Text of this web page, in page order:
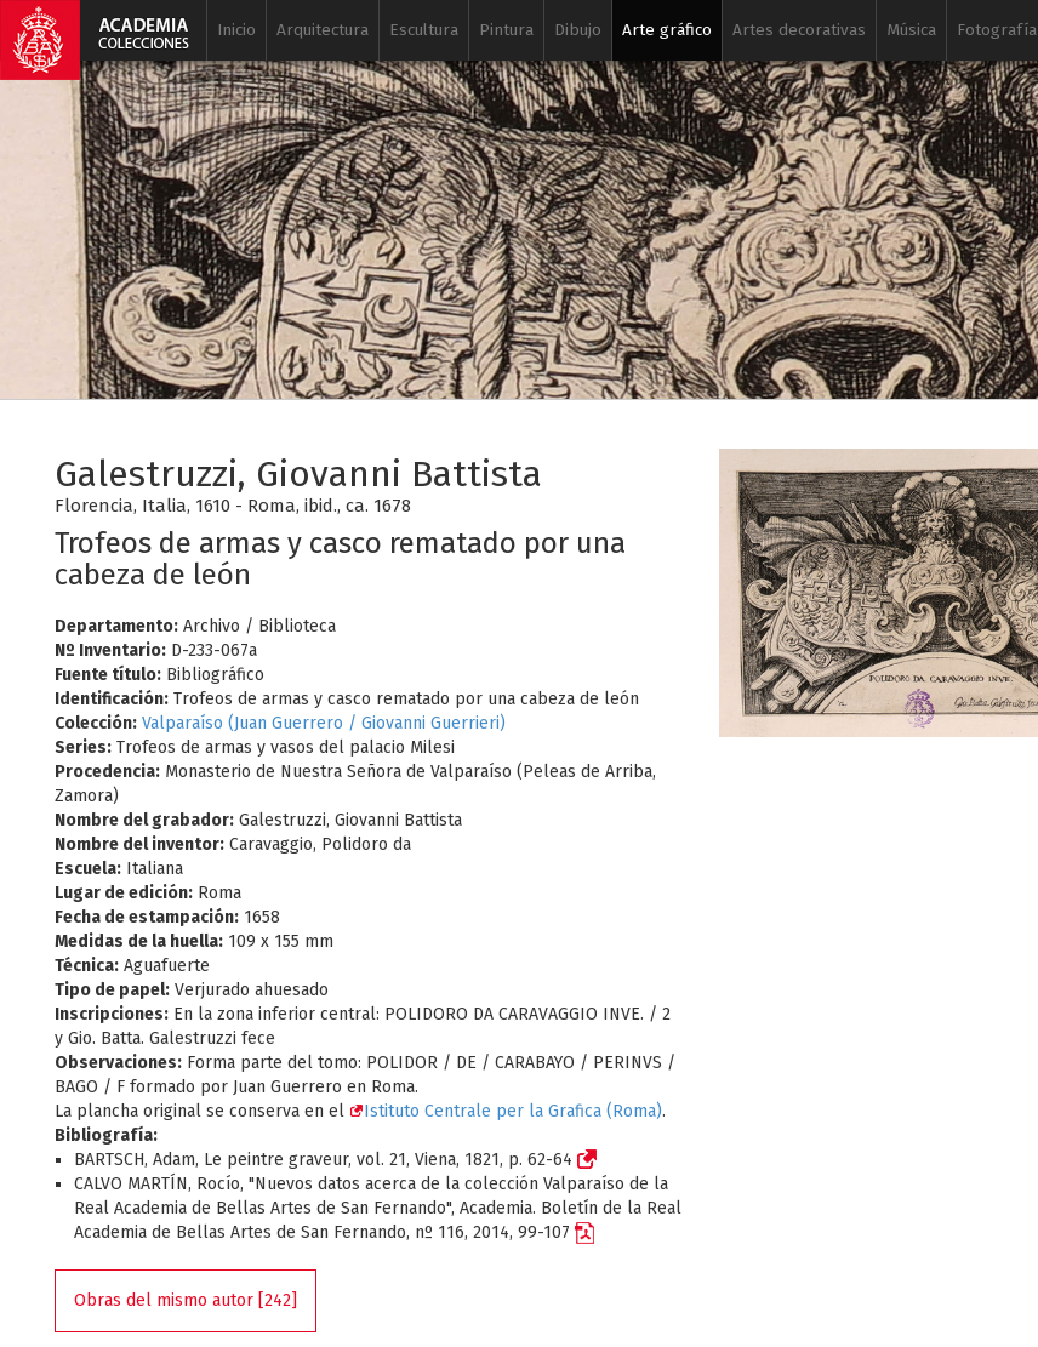
Inicio Arquitectura Escultura Pintura Dibujo Arte gráfico Artes decorativas Música Fotografía
Galestruzzi, Giovanni Battista
Florencia, Italia, 1610 - Roma, ibid., ca. 1678
Trofeos de armas y casco rematado por una
cabeza de león
Departamento: Archivo / Biblioteca
Nº Inventario: D-233-067a
Fuente título: Bibliográfico
Identificación: Trofeos de armas y casco rematado por una cabeza de león
Colección: Valparaíso (Juan Guerrero / Giovanni Guerrieri)
Series: Trofeos de armas y vasos del palacio Milesi
Procedencia: Monasterio de Nuestra Señora de Valparaíso (Peleas de Arriba,
Zamora)
Nombre del grabador: Galestruzzi, Giovanni Battista
Nombre del inventor: Caravaggio, Polidoro da
Escuela: Italiana
Lugar de edición: Roma
Fecha de estampación: 1658
Medidas de la huella: 109 x 155 mm
Técnica: Aguafuerte
Tipo de papel: Verjurado ahuesado
Inscripciones: En la zona inferior central: POLIDORO DA CARAVAGGIO INVE. / 2
y Gio. Batta. Galestruzzi fece
Observaciones: Forma parte del tomo: POLIDOR / DE / CARABAYO / PERINVS /
BAGO / F formado por Juan Guerrero en Roma.
La plancha original se conserva en el
Istituto Centrale per la Grafica (Roma).
Bibliografía:
BARTSCH, Adam, Le peintre graveur, vol. 21, Viena, 1821, p. 62-64
CALVO MARTÍN, Rocío, "Nuevos datos acerca de la colección Valparaíso de la
Real Academia de Bellas Artes de San Fernando", Academia. Boletín de la Real
Academia de Bellas Artes de San Fernando, nº 116, 2014, 99-107
Obras del mismo autor [242]